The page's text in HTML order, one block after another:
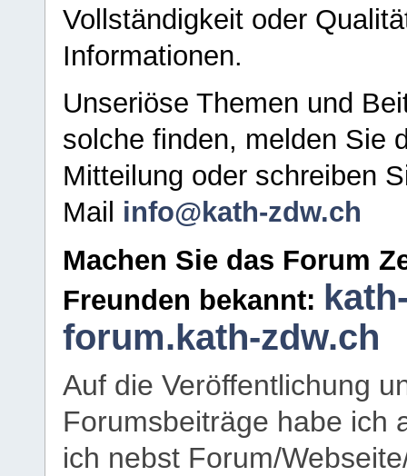
Vollständigkeit oder
Informationen.
Unseriöse Themen und
solche finden, melden Sie
Mitteilung oder schreiben
Mail info@kath-zdw.ch
Machen Sie das Forum
Freunden bekannt:
forum.kath-zdw.ch
Auf die Veröffentlichung
Forumsbeiträge habe ich
ich nebst Forum/